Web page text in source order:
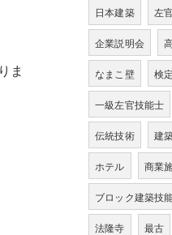
ま
日本建築 左
企業説明会
なまこ壁 検定
一級左官技能士
伝統技術 建
ホテル 商業
ブロック建築技
法隆寺 最古